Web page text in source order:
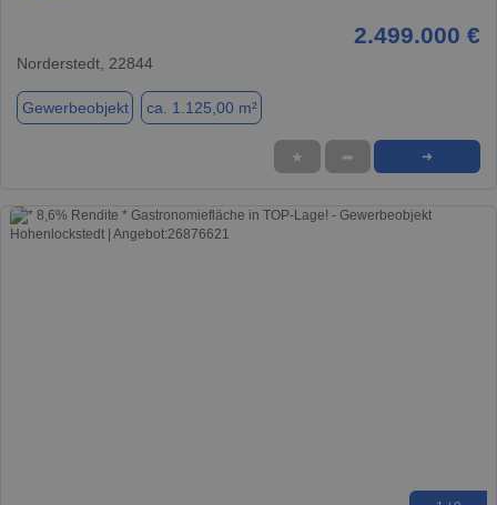
2.499.000 €
Norderstedt, 22844
Gewerbeobjekt ca. 1.125,00 m²
★ ➦ ➜